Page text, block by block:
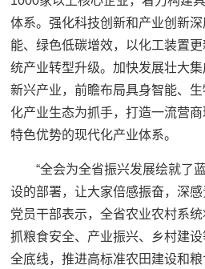
体系。强化科技创新和产业创新
能、绿色低碳增效，以化工装置
统产业转型升级。加快发展壮大
新兴产业，前瞻布局具身智能、
化产业生态为抓手，打造一流营
特色优势的现代化产业体系。
“全会为全省振兴发展绘就了
设的部署，让大家倍感振奋，深
党员干部表示，全省农业农村系
抓粮食安全、产业振兴、乡村建
全底线，推进高标准农田建设和